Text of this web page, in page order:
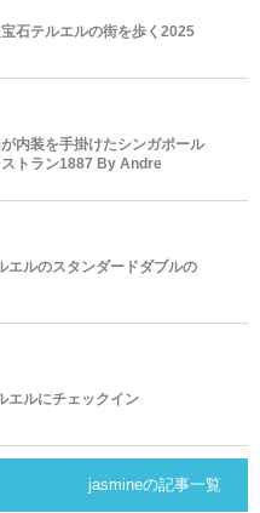
石テルエルの街を歩く2025
内装を手掛けたシンガポール
トラン1887 By Andre
エルのスタンダードダブルの
エルにチェックイン
jasmineの記事一覧